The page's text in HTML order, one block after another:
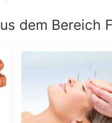
dem Bereich